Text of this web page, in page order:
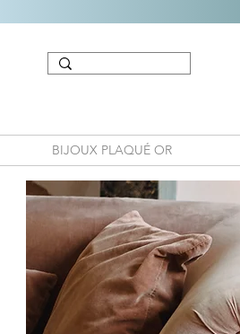
BIJOUX PLAQUÉ OR